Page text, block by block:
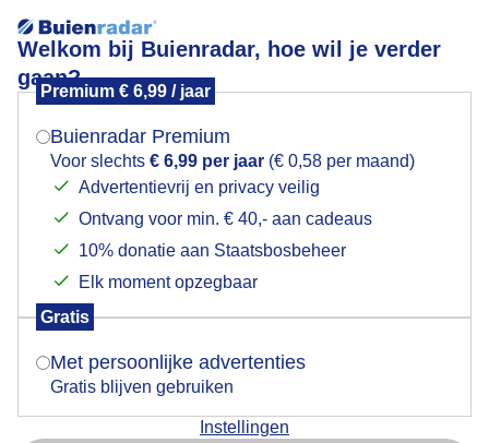
Welkom bij Buienradar, hoe wil je verder
gaan?
Premium € 6,99 / jaar
Buienradar Premium
Voor slechts € 6,99 per jaar (€ 0,58 per maand)
Advertentievrij en privacy veilig
Ontvang voor min. € 40,- aan cadeaus
10% donatie aan Staatsbosbeheer
Elk moment opzegbaar
Gratis
Met persoonlijke advertenties
Gratis blijven gebruiken
Instellingen
Nog even de benen bijbruinen
Mogen we je locatie gebruiken voor het
Indien je hier nog geen akkoord op hebt gegeven,
verschijnt er zo een pop-up uit je browser waarin
Is goed, toon de popup
Nu niet, misschien later